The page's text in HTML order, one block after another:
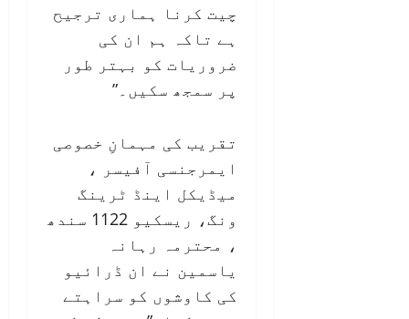
چیت کرنا ہماری ترجیح
ہے تاکہ ہم ان کی
ضروریات کو بہتر طور
پر سمجھ سکیں۔”
تقریب کی مہمانِ خصوصی
ایمرجنسی آفیسر ،
میڈیکل اینڈ ٹرینگ
ونگ، ریسکیو 1122 سندھ
، محترمہ رہانہ
یاسمین نے ان ڈرائیو
کی کاوشوں کو سراہتے